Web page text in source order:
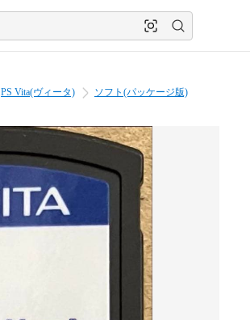
PS Vita(ヴィータ) ソフト(パッケージ版)